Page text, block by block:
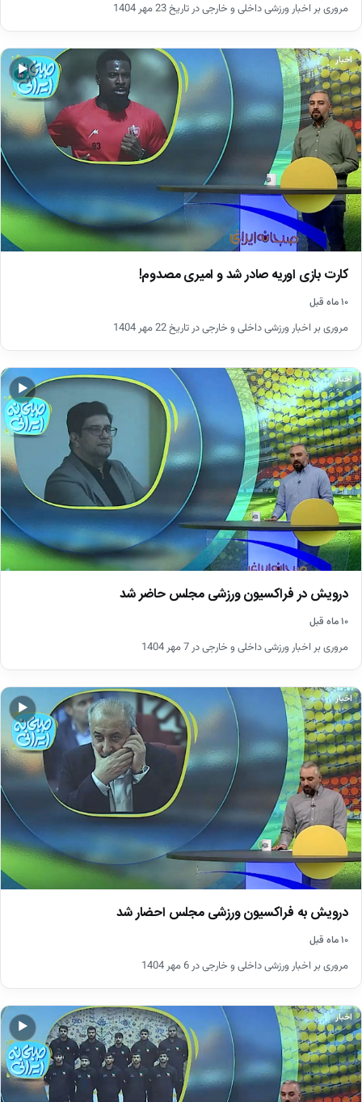
مروری بر اخبار ورزشی داخلی و خارجی در تاریخ 23 مهر 1404
▶
اخبار
کارت بازی اوریه صادر شد و امیری مصدوم!
۱۰ ماه قبل
مروری بر اخبار ورزشی داخلی و خارجی در تاریخ 22 مهر 1404
▶
اخبار
درویش در فراکسیون ورزشی مجلس حاضر شد
۱۰ ماه قبل
مروری بر اخبار ورزشی داخلی و خارجی در 7 مهر 1404
▶
اخبار
درویش به فراکسیون ورزشی مجلس احضار شد
۱۰ ماه قبل
مروری بر اخبار ورزشی داخلی و خارجی در 6 مهر 1404
▶
اخبار